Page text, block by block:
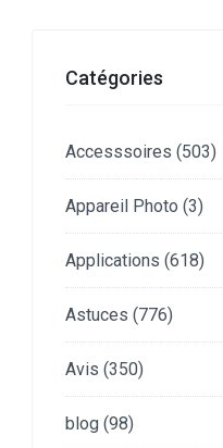
Catégories
Accesssoires (503)
Appareil Photo (3)
Applications (618)
Astuces (776)
Avis (350)
blog (98)